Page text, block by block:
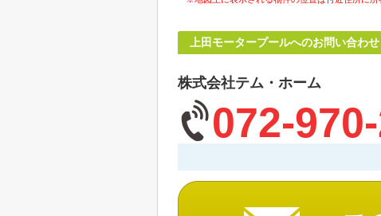
上田モータープールへのお問い合わせ
株式会社テム・ホーム
072-